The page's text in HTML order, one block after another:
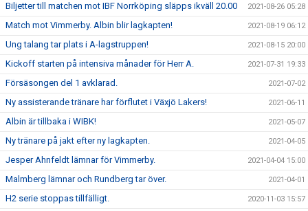
Biljetter till matchen mot IBF Norrköping släpps ikväll 20.00 2021-08-26 05:28
Match mot Vimmerby. Albin blir lagkapten! 2021-08-19 06:12
Ung talang tar plats i A-lagstruppen! 2021-08-15 20:00
Kickoff starten på intensiva månader för Herr A. 2021-07-31 19:33
Försäsongen del 1 avklarad. 2021-07-02
Ny assisterande tränare har förflutet i Växjö Lakers! 2021-06-11
Albin är tillbaka i WIBK! 2021-05-07
Ny tränare på jakt efter ny lagkapten. 2021-04-05
Jesper Ahnfeldt lämnar för Vimmerby. 2021-04-04 15:00
Malmberg lämnar och Rundberg tar över. 2021-04-01
H2 serie stoppas tillfälligt. 2020-11-03 15:57